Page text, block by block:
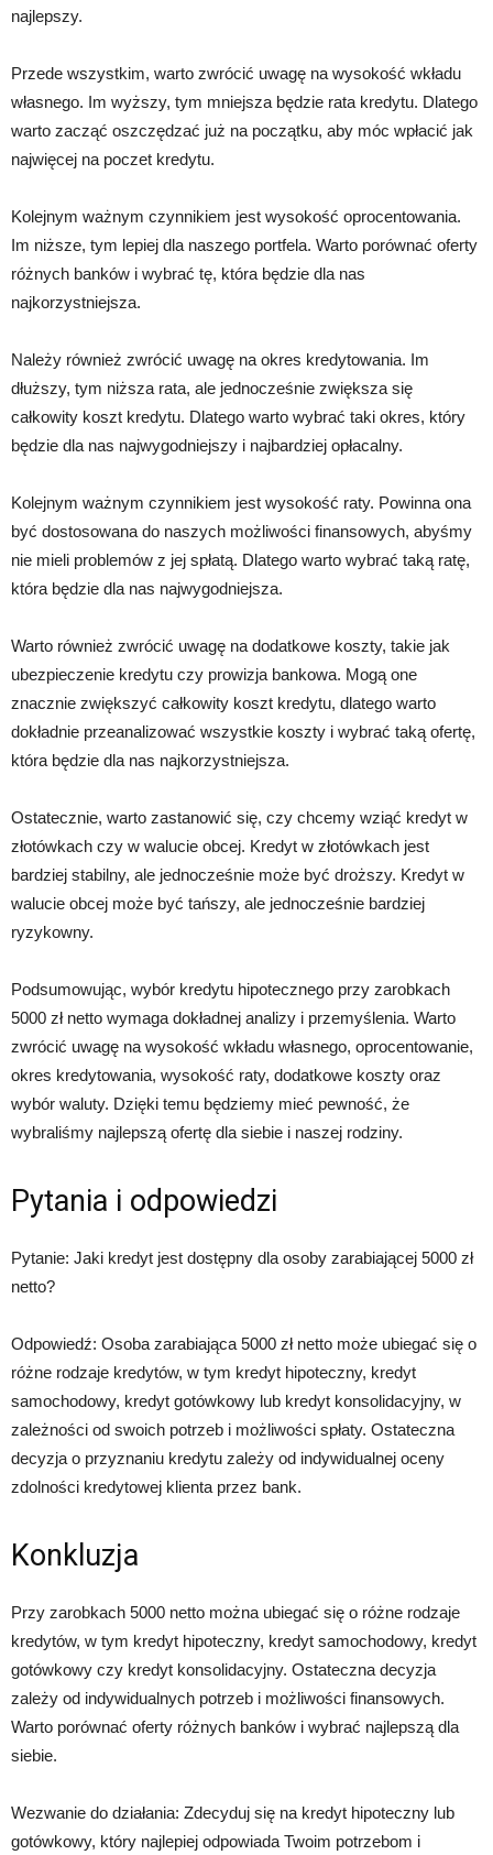
najlepszy.
Przede wszystkim, warto zwrócić uwagę na wysokość wkładu
własnego. Im wyższy, tym mniejsza będzie rata kredytu. Dlatego
warto zacząć oszczędzać już na początku, aby móc wpłacić jak
najwięcej na poczet kredytu.
Kolejnym ważnym czynnikiem jest wysokość oprocentowania.
Im niższe, tym lepiej dla naszego portfela. Warto porównać oferty
różnych banków i wybrać tę, która będzie dla nas
najkorzystniejsza.
Należy również zwrócić uwagę na okres kredytowania. Im
dłuższy, tym niższa rata, ale jednocześnie zwiększa się
całkowity koszt kredytu. Dlatego warto wybrać taki okres, który
będzie dla nas najwygodniejszy i najbardziej opłacalny.
Kolejnym ważnym czynnikiem jest wysokość raty. Powinna ona
być dostosowana do naszych możliwości finansowych, abyśmy
nie mieli problemów z jej spłatą. Dlatego warto wybrać taką ratę,
która będzie dla nas najwygodniejsza.
Warto również zwrócić uwagę na dodatkowe koszty, takie jak
ubezpieczenie kredytu czy prowizja bankowa. Mogą one
znacznie zwiększyć całkowity koszt kredytu, dlatego warto
dokładnie przeanalizować wszystkie koszty i wybrać taką ofertę,
która będzie dla nas najkorzystniejsza.
Ostatecznie, warto zastanowić się, czy chcemy wziąć kredyt w
złotówkach czy w walucie obcej. Kredyt w złotówkach jest
bardziej stabilny, ale jednocześnie może być droższy. Kredyt w
walucie obcej może być tańszy, ale jednocześnie bardziej
ryzykowny.
Podsumowując, wybór kredytu hipotecznego przy zarobkach
5000 zł netto wymaga dokładnej analizy i przemyślenia. Warto
zwrócić uwagę na wysokość wkładu własnego, oprocentowanie,
okres kredytowania, wysokość raty, dodatkowe koszty oraz
wybór waluty. Dzięki temu będziemy mieć pewność, że
wybraliśmy najlepszą ofertę dla siebie i naszej rodziny.
Pytania i odpowiedzi
Pytanie: Jaki kredyt jest dostępny dla osoby zarabiającej 5000 zł
netto?
Odpowiedź: Osoba zarabiająca 5000 zł netto może ubiegać się o
różne rodzaje kredytów, w tym kredyt hipoteczny, kredyt
samochodowy, kredyt gotówkowy lub kredyt konsolidacyjny, w
zależności od swoich potrzeb i możliwości spłaty. Ostateczna
decyzja o przyznaniu kredytu zależy od indywidualnej oceny
zdolności kredytowej klienta przez bank.
Konkluzja
Przy zarobkach 5000 netto można ubiegać się o różne rodzaje
kredytów, w tym kredyt hipoteczny, kredyt samochodowy, kredyt
gotówkowy czy kredyt konsolidacyjny. Ostateczna decyzja
zależy od indywidualnych potrzeb i możliwości finansowych.
Warto porównać oferty różnych banków i wybrać najlepszą dla
siebie.
Wezwanie do działania: Zdecyduj się na kredyt hipoteczny lub
gotówkowy, który najlepiej odpowiada Twoim potrzebom i